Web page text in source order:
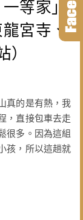
等家」
宮寺、
，直接包車去走
很多。因為這組
孩，所以這趟就